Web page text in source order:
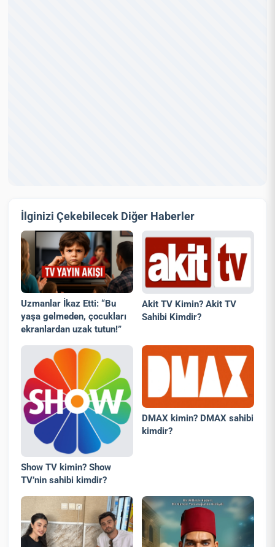
İlginizi Çekebilecek Diğer Haberler
Uzmanlar İkaz Etti: “Bu
yaşa gelmeden, çocukları
ekranlardan uzak tutun!”
Akit TV Kimin? Akit TV
Sahibi Kimdir?
Show TV kimin? Show
TV’nin sahibi kimdir?
DMAX kimin? DMAX sahibi
kimdir?